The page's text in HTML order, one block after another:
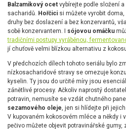
Balzamikový ocet vybírejte podle složení
sacharidů. Hořčici si můžete vyrobit
druhy bez doslazení a bez konzervantů,
sobě konzervantem. I sójovou omáčku
tradičními postupy vyráběnou,
jí chuťově velmi blízkou alternativu z
V předchozích dílech tohoto seriálu bylo
nízkosacharidové stravy se omezuje
kyselin. Ty jsou do určité míry jsou
zánětlivé procesy. Ačkoliv naprostý
potravin, nemusíte se vzdát chutného
sezamového oleje , jen si hlídejte při
V kupovaném kokosovém mléce a někdy i
pečivo můžete objevit potravinářské gumy,